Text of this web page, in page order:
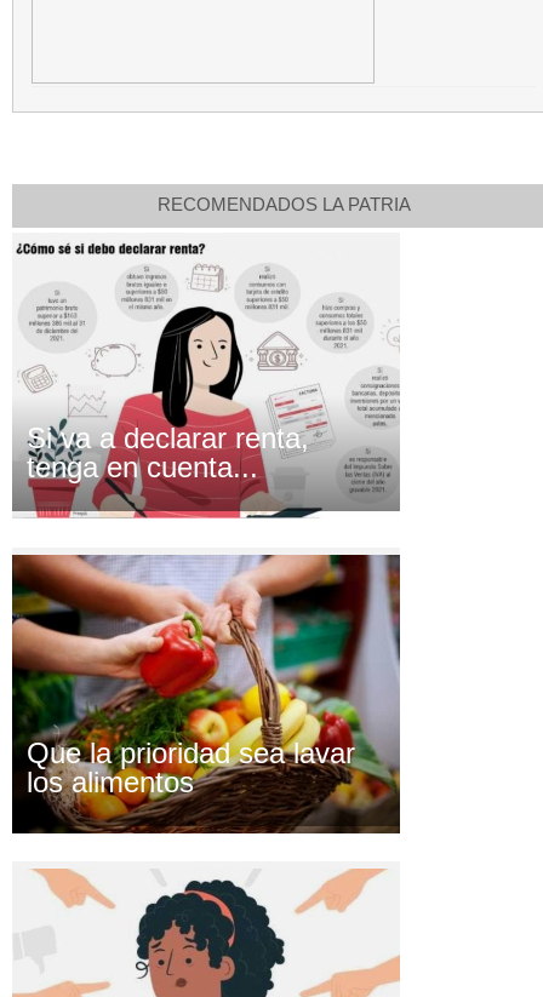
RECOMENDADOS LA PATRIA
Si va a declarar renta,
tenga en cuenta...
Que la prioridad sea lavar
los alimentos